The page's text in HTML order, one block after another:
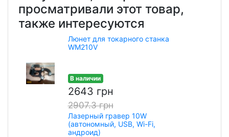
просматривали этот товар,
также интересуются
Люнет для токарного станка
WM210V
В наличии
2643 грн
2907.3 грн
Лазерный гравер 10W
(автономный, USB, Wi-Fi,
андроид)